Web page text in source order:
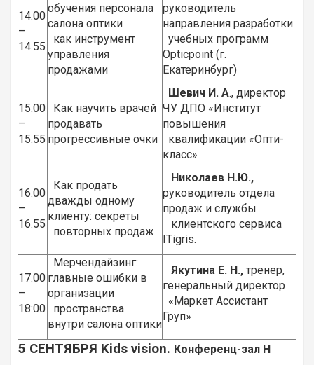
14.00
–
14.55
обучения персонала
салона оптики
как инструмент
управления
продажами
руководитель
направления разработки
учебных программ
Opticpoint (г.
Екатеринбург)
15.00
–
15.55
Как научить врачей
продавать
прогрессивные очки
Шевич И. А., директор
ЧУ ДПО «Институт
повышения
квалификации «Опти-
класс»
16.00
–
16.55
Как продать
дважды одному
клиенту: секреты
повторных продаж
Николaев Н.Ю.,
руководитель отделa
продaж и службы
клиентского сервисa
ITigris.
17.00
–
18:00
Мерчендайзинг:
главные ошибки в
организации
пространства
внутри салона оптики
Якутина Е. Н., тренер,
генеральный директор
«Маркет Ассистант
Груп»
5 СЕНТЯБРЯ Kids vision. Конференц-зал H